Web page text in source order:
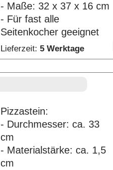
- Maße: 32 x 37 x 16 cm
- Für fast alle
Seitenkocher geeignet
Lieferzeit: 5 Werktage
Pizzastein:
- Durchmesser: ca. 33
cm
- Materialstärke: ca. 1,5
cm